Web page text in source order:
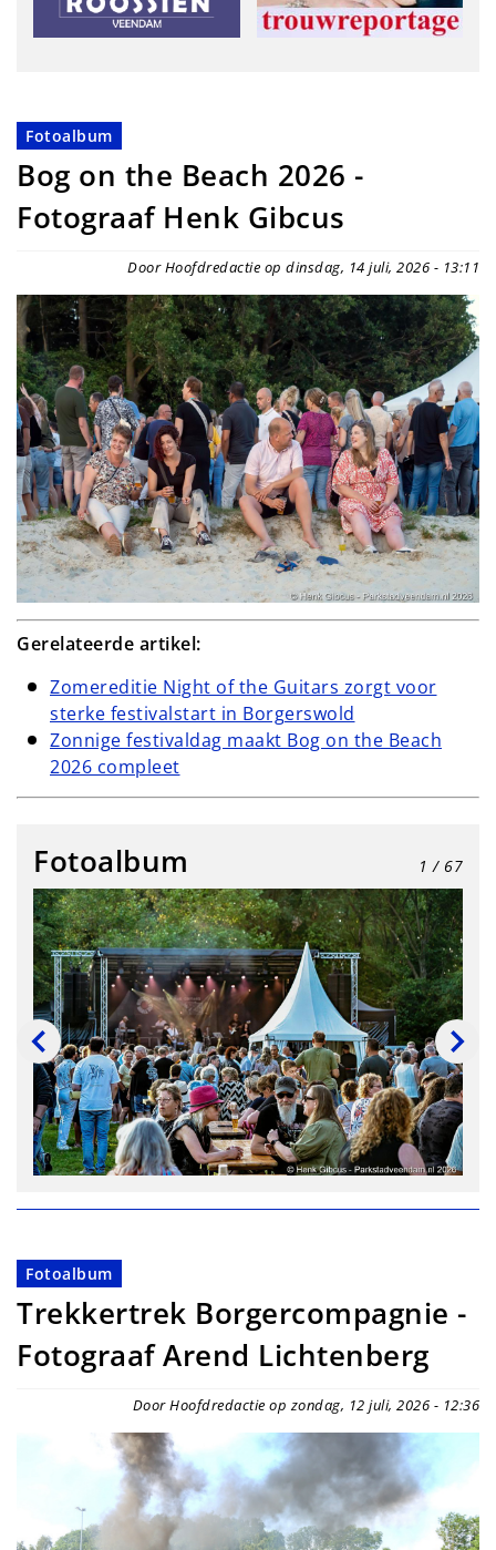
Fotoalbum
Bog on the Beach 2026 -
Fotograaf Henk Gibcus
Door Hoofdredactie op dinsdag, 14 juli, 2026 - 13:11
Gerelateerde artikel:
Zomereditie Night of the Guitars zorgt voor
sterke festivalstart in Borgerswold
Zonnige festivaldag maakt Bog on the Beach
2026 compleet
Fotoalbum 1 / 67
Fotoalbum
Trekkertrek Borgercompagnie -
Fotograaf Arend Lichtenberg
Door Hoofdredactie op zondag, 12 juli, 2026 - 12:36